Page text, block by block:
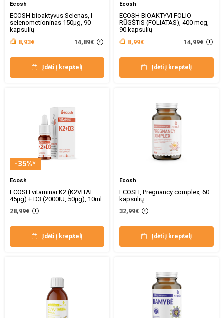
Ecosh
ECOSH bioaktyvus Selenas, l-
selenometioninas 150μg, 90
kapsulių
8,93€
14,89€
Įdėti į krepšelį
Ecosh
ECOSH BIOAKTYVI FOLIO
RŪGŠTIS (FOLIATAS), 400 mcg,
90 kapsulių
8,99€
14,99€
Įdėti į krepšelį
-35%*
Ecosh
ECOSH vitaminai K2 (K2VITAL
45μg) + D3 (2000IU, 50μg), 10ml
28,99€
Įdėti į krepšelį
Ecosh
ECOSH, Pregnancy complex, 60
kapsulių
32,99€
Įdėti į krepšelį